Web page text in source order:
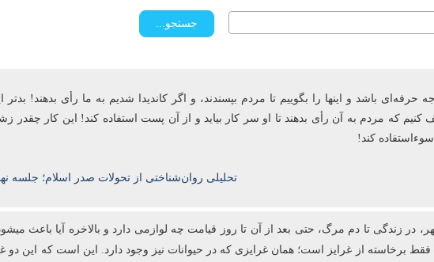
باشد و این­ها را بگوییم تا مردم بپسندند، و اگر کاندیدا شدیم به ما رأی بدهند!
که مردم به آن رأی ‌بدهند تا او سر کار بیاید و از آن پست‌ استفاده کند! این کار
کند!
تحلیلی روان‌شناختی از تحولات صدر اسلام؛ جلسه
در زندگی تا دم مرگ، حتی بعد از آن تا روز قیامت چه لوازمی دارد و بالاخره آیا باعث
برخاسته از غرایز است؛ همان غرایزی که در حیوانات نیز وجود دارد. این است که این دو